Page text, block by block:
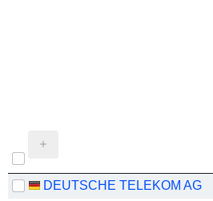
DEUTSCHE TELEKOM AG